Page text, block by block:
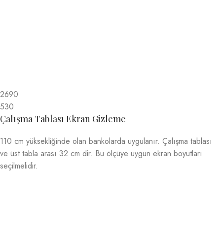
2690
530
Çalışma Tablası Ekran Gizleme
110 cm yüksekliğinde olan bankolarda uygulanır. Çalışma tablası
ve üst tabla arası 32 cm dir. Bu ölçüye uygun ekran boyutları
seçilmelidir.